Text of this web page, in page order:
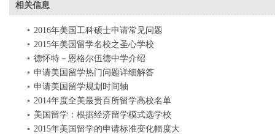
相关信息
2016年美国工科硕士申请常见问题
2015年美国留学名校之圣心学校
德怀特－恩格尔伍德中学介绍
申请美国留学热门问题详细解答
申请美国留学规划时间轴
2014年度全美最贵百所留学高校名单
美国留学：根据经济留学模式选学校
2015年美国留学的申请标准变化幅度大